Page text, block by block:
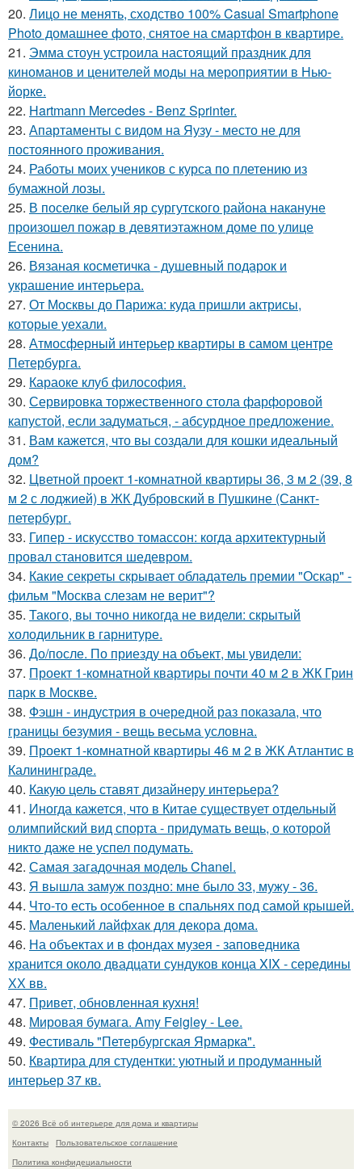
20. Лицо не менять, сходство 100% Casual Smartphone
Photo домашнее фото, снятое на смартфон в квартире.
21. Эмма стоун устроила настоящий праздник для
киноманов и ценителей моды на мероприятии в Нью-
йорке.
22. Hartmann Mercedes - Benz Sprinter.
23. Апартаменты с видом на Яузу - место не для
постоянного проживания.
24. Работы моих учеников с курса по плетению из
бумажной лозы.
25. В поселке белый яр сургутского района накануне
произошел пожар в девятиэтажном доме по улице
Есенина.
26. Вязаная косметичка - душевный подарок и
украшение интерьера.
27. От Москвы до Парижа: куда пришли актрисы,
которые уехали.
28. Атмосферный интерьер квартиры в самом центре
Петербурга.
29. Караоке клуб философия.
30. Сервировка торжественного стола фарфоровой
капустой, если задуматься, - абсурдное предложение.
31. Вам кажется, что вы создали для кошки идеальный
дом?
32. Цветной проект 1-комнатной квартиры 36, 3 м 2 (39, 8
м 2 с лоджией) в ЖК Дубровский в Пушкине (Санкт-
петербург.
33. Гипер - искусство томассон: когда архитектурный
провал становится шедевром.
34. Какие секреты скрывает обладатель премии "Оскар" -
фильм "Москва слезам не верит"?
35. Такого, вы точно никогда не видели: скрытый
холодильник в гарнитуре.
36. До/после. По приезду на объект, мы увидели:
37. Проект 1-комнатной квартиры почти 40 м 2 в ЖК Грин
парк в Москве.
38. Фэшн - индустрия в очередной раз показала, что
границы безумия - вещь весьма условна.
39. Проект 1-комнатной квартиры 46 м 2 в ЖК Атлантис в
Калининграде.
40. Какую цель ставят дизайнеру интерьера?
41. Иногда кажется, что в Китае существует отдельный
олимпийский вид спорта - придумать вещь, о которой
никто даже не успел подумать.
42. Самая загадочная модель Chanel.
43. Я вышла замуж поздно: мне было 33, мужу - 36.
44. Что-то есть особенное в спальнях под самой крышей.
45. Маленький лайфхак для декора дома.
46. На объектах и в фондах музея - заповедника
хранится около двадцати сундуков конца XIX - середины
ХХ вв.
47. Привет, обновленная кухня!
48. Мировая бумага. Amy Feigley - Lee.
49. Фестиваль "Петербургская Ярмарка".
50. Квартира для студентки: уютный и продуманный
интерьер 37 кв.
© 2026 Всё об интерьере для дома и квартиры
Контакты
Пользовательское соглашение
Политика конфидециальности